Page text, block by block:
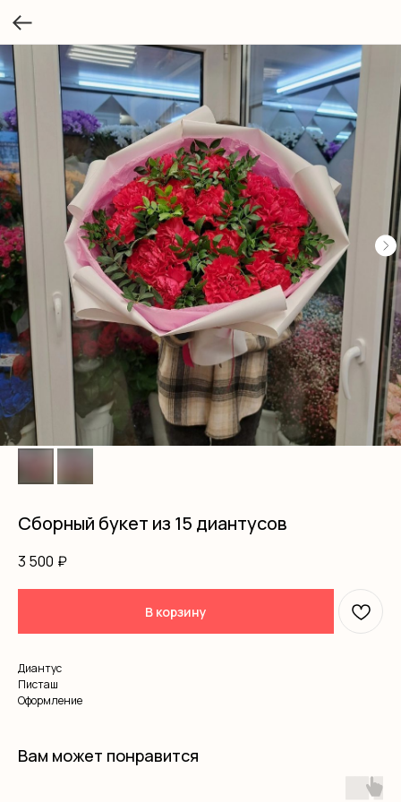
Сборный букет из 15 диантусов
3 500 ₽
В корзину
Диантус
Писташ
Оформление
Вам может понравится